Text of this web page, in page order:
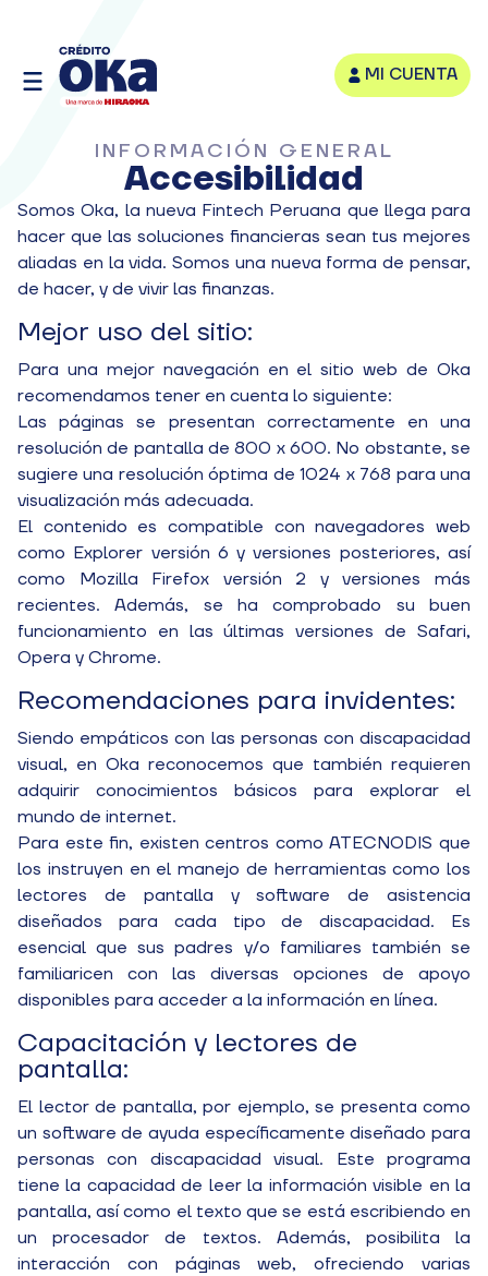
MI CUENTA
INFORMACIÓN GENERAL
Accesibilidad
Somos Oka, la nueva Fintech Peruana que llega para
hacer que las soluciones financieras sean tus mejores
aliadas en la vida. Somos una nueva forma de pensar,
de hacer, y de vivir las finanzas.
Mejor uso del sitio:
Para una mejor navegación en el sitio web de Oka
recomendamos tener en cuenta lo siguiente:
Las páginas se presentan correctamente en una
resolución de pantalla de 800 x 600. No obstante, se
sugiere una resolución óptima de 1024 x 768 para una
visualización más adecuada.
El contenido es compatible con navegadores web
como Explorer versión 6 y versiones posteriores, así
como Mozilla Firefox versión 2 y versiones más
recientes. Además, se ha comprobado su buen
funcionamiento en las últimas versiones de Safari,
Opera y Chrome.
Recomendaciones para invidentes:
Siendo empáticos con las personas con discapacidad
visual, en Oka reconocemos que también requieren
adquirir conocimientos básicos para explorar el
mundo de internet.
Para este fin, existen centros como ATECNODIS que
los instruyen en el manejo de herramientas como los
lectores de pantalla y software de asistencia
diseñados para cada tipo de discapacidad. Es
esencial que sus padres y/o familiares también se
familiaricen con las diversas opciones de apoyo
disponibles para acceder a la información en línea.
Capacitación y lectores de
pantalla:
El lector de pantalla, por ejemplo, se presenta como
un software de ayuda específicamente diseñado para
personas con discapacidad visual. Este programa
tiene la capacidad de leer la información visible en la
pantalla, así como el texto que se está escribiendo en
un procesador de textos. Además, posibilita la
interacción con páginas web, ofreciendo varias